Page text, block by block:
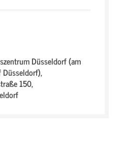
Düsseldorf (am
Düsseldorf),
150,